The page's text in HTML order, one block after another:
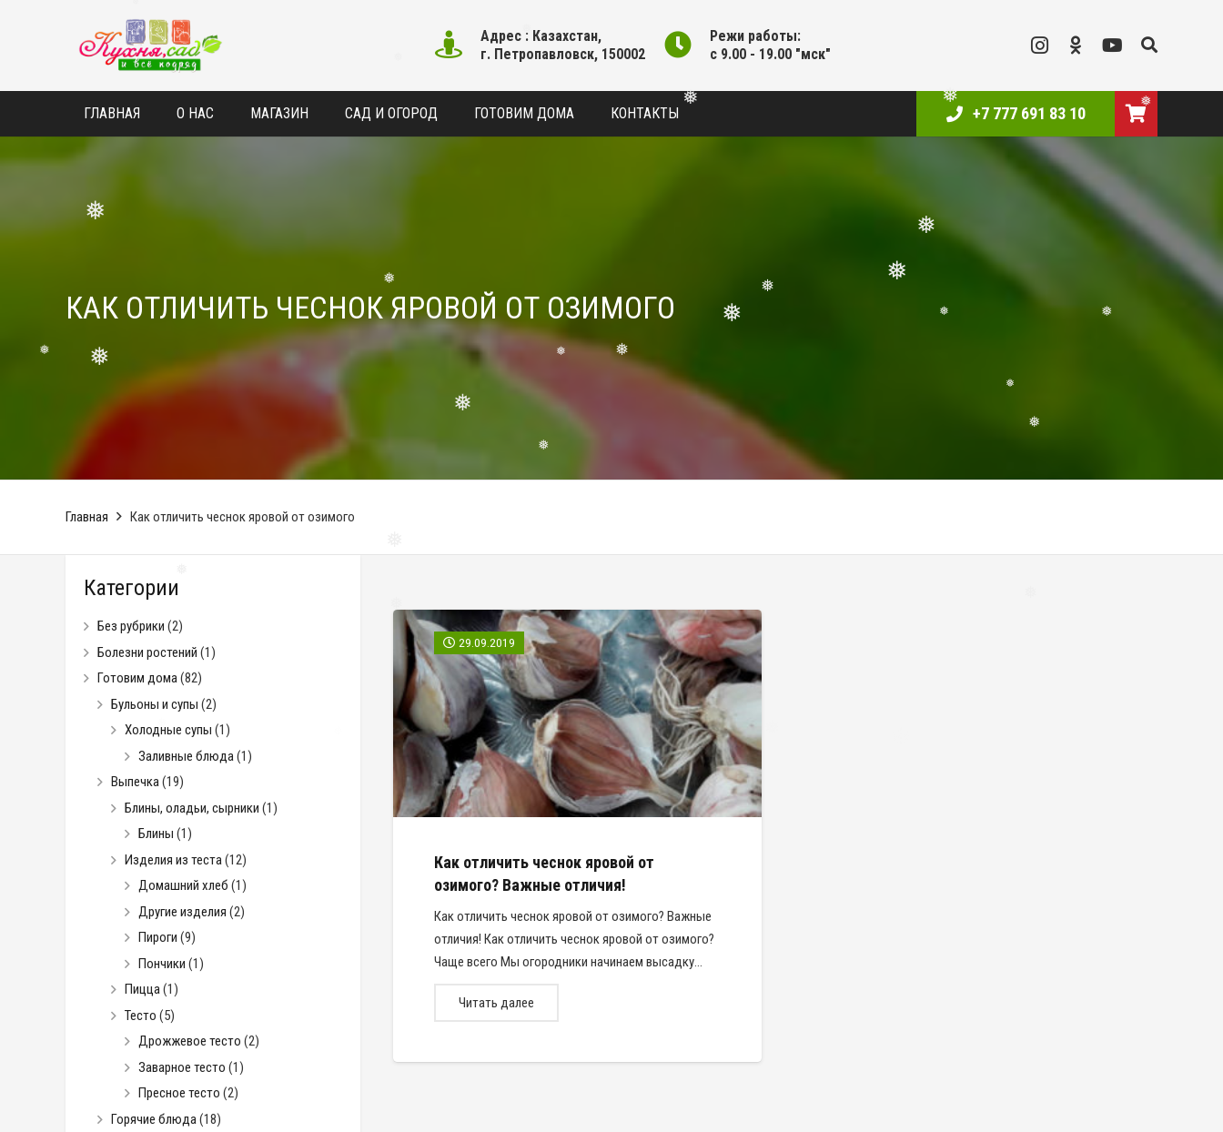
❅
❅
❅
❅
❅
❅
❅
❅
❅
Адрес : Казахстан,
г. Петропавловск, 150002
Режи работы:
с 9.00 - 19.00 "мск"
ГЛАВНАЯ О НАС МАГАЗИН САД И ОГОРОД ГОТОВИМ ДОМА КОНТАКТЫ +7 777 691 83 10
КАК ОТЛИЧИТЬ ЧЕСНОК ЯРОВОЙ ОТ ОЗИМОГО
Главная Как отличить чеснок яровой от озимого
29.09.2019
Как отличить чеснок яровой от
озимого? Важные отличия!
Как отличить чеснок яровой от озимого? Важные
отличия! Как отличить чеснок яровой от озимого?
Чаще всего Мы огородники начинаем высадку…
Читать далее
Категории
Без рубрики (2)
Болезни ростений (1)
Готовим дома(82)
Бульоны и супы (2)
Холодные супы (1)
Заливные блюда (1)
Выпечка(19)
Блины, оладьи, сырники (1)
Блины (1)
Изделия из теста (12)
Домашний хлеб (1)
Другие изделия (2)
Пироги (9)
Пончики (1)
Пицца(1)
Тесто (5)
Дрожжевое тесто (2)
Заварное тесто (1)
Пресное тесто (2)
Горячие блюда (18)